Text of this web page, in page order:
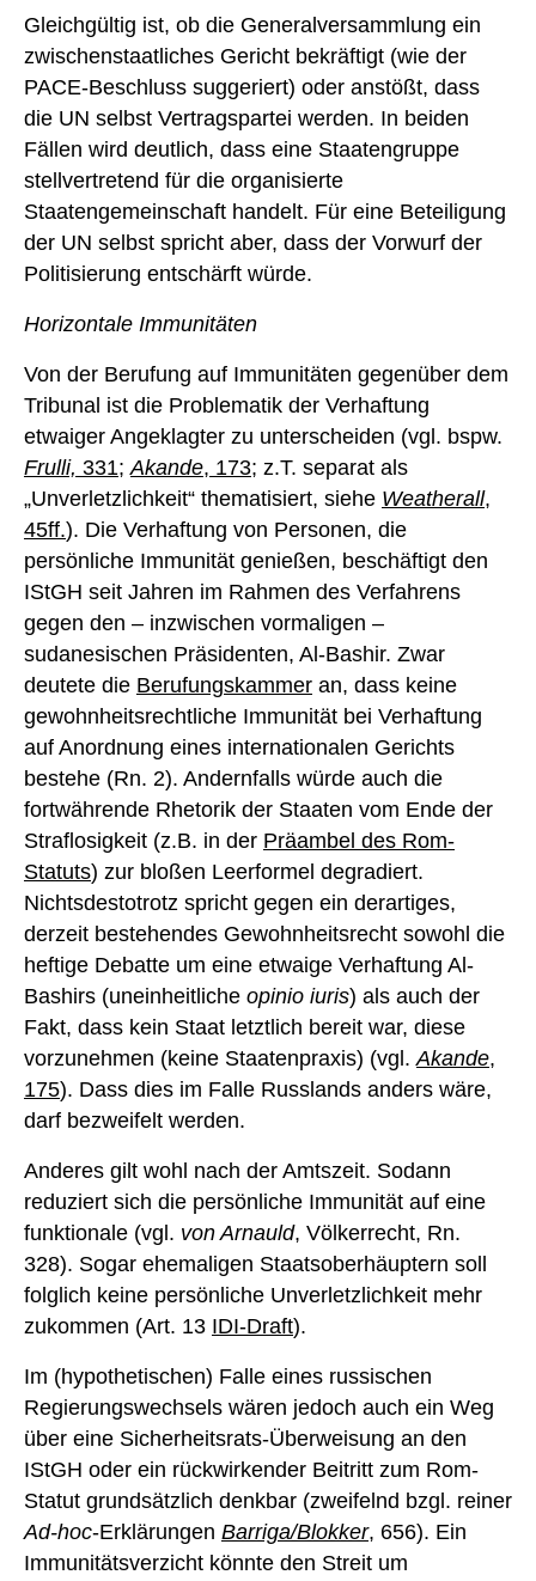
Gleichgültig ist, ob die Generalversammlung ein
zwischenstaatliches Gericht bekräftigt (wie der
PACE-Beschluss suggeriert) oder anstößt, dass
die UN selbst Vertragspartei werden. In beiden
Fällen wird deutlich, dass eine Staatengruppe
stellvertretend für die organisierte
Staatengemeinschaft handelt. Für eine Beteiligung
der UN selbst spricht aber, dass der Vorwurf der
Politisierung entschärft würde.
Horizontale Immunitäten
Von der Berufung auf Immunitäten gegenüber dem
Tribunal ist die Problematik der Verhaftung
etwaiger Angeklagter zu unterscheiden (vgl. bspw.
Frulli, 331;Akande, 173; z.T. separat als
„Unverletzlichkeit“ thematisiert, siehe Weatherall,
45ff.). Die Verhaftung von Personen, die
persönliche Immunität genießen, beschäftigt den
IStGH seit Jahren im Rahmen des Verfahrens
gegen den – inzwischen vormaligen –
sudanesischen Präsidenten, Al-Bashir. Zwar
deutete die Berufungskammer an, dass keine
gewohnheitsrechtliche Immunität bei Verhaftung
auf Anordnung eines internationalen Gerichts
bestehe (Rn. 2). Andernfalls würde auch die
fortwährende Rhetorik der Staaten vom Ende der
Straflosigkeit (z.B. in der Präambel des Rom-
Statuts) zur bloßen Leerformel degradiert.
Nichtsdestotrotz spricht gegen ein derartiges,
derzeit bestehendes Gewohnheitsrecht sowohl die
heftige Debatte um eine etwaige Verhaftung Al-
Bashirs (uneinheitliche opinio iuris) als auch der
Fakt, dass kein Staat letztlich bereit war, diese
vorzunehmen (keine Staatenpraxis) (vgl.Akande,
175). Dass dies im Falle Russlands anders wäre,
darf bezweifelt werden.
Anderes gilt wohl nach der Amtszeit. Sodann
reduziert sich die persönliche Immunität auf eine
funktionale (vgl. von Arnauld, Völkerrecht, Rn.
328). Sogar ehemaligen Staatsoberhäuptern soll
folglich keine persönliche Unverletzlichkeit mehr
zukommen (Art. 13 IDI-Draft).
Im (hypothetischen) Falle eines russischen
Regierungswechsels wären jedoch auch ein Weg
über eine Sicherheitsrats-Überweisung an den
IStGH oder ein rückwirkender Beitritt zum Rom-
Statut grundsätzlich denkbar (zweifelnd bzgl. reiner
Ad-hoc-Erklärungen Barriga/Blokker, 656). Ein
Immunitätsverzicht könnte den Streit um